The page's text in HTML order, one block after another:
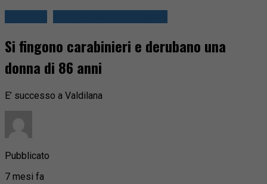
Si fingono carabinieri e derubano una
donna di 86 anni
E’ successo a Valdilana
Pubblicato
7 mesi fa